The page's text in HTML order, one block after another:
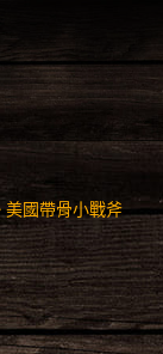
美國帶骨小戰斧